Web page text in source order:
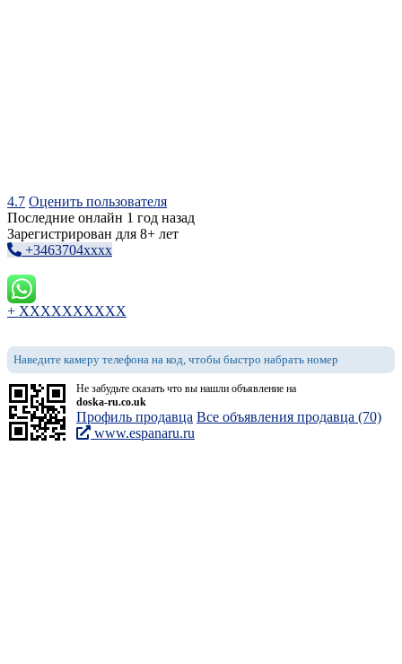
4.7 Оценить пользователя
Последние онлайн 1 год назад
Зарегистрирован для 8+ лет
+3463704xxxx
+ XXXXXXXXXX
Наведите камеру телефона на код, чтобы быстро набрать номер
Не забудьте сказать что вы нашли объявление на
doska-ru.co.uk
Профиль продавца Все объявления продавца (70)
www.espanaru.ru